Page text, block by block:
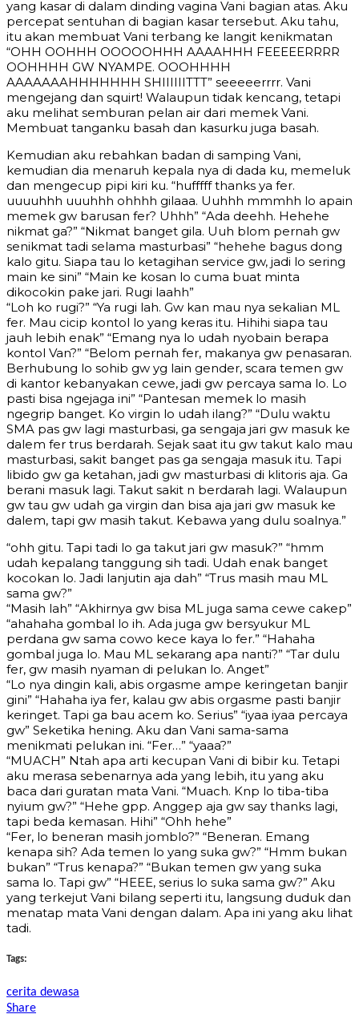
yang kasar di dalam dinding vagina Vani bagian atas. Aku
percepat sentuhan di bagian kasar tersebut. Aku tahu,
itu akan membuat Vani terbang ke langit kenikmatan
“OHH OOHHH OOOOOHHH AAAAHHH FEEEEERRRR
OOHHHH GW NYAMPE. OOOHHHH
AAAAAAAHHHHHHH SHIIIIIITTT” seeeeerrrr. Vani
mengejang dan squirt! Walaupun tidak kencang, tetapi
aku melihat semburan pelan air dari memek Vani.
Membuat tanganku basah dan kasurku juga basah.
Kemudian aku rebahkan badan di samping Vani,
kemudian dia menaruh kepala nya di dada ku, memeluk
dan mengecup pipi kiri ku. “hufffff thanks ya fer.
uuuuhhh uuuhhh ohhhh gilaaa. Uuhhh mmmhh lo apain
memek gw barusan fer? Uhhh” “Ada deehh. Hehehe
nikmat ga?” “Nikmat banget gila. Uuh blom pernah gw
senikmat tadi selama masturbasi” “hehehe bagus dong
kalo gitu. Siapa tau lo ketagihan service gw, jadi lo sering
main ke sini” “Main ke kosan lo cuma buat minta
dikocokin pake jari. Rugi laahh”
“Loh ko rugi?” “Ya rugi lah. Gw kan mau nya sekalian ML
fer. Mau cicip kontol lo yang keras itu. Hihihi siapa tau
jauh lebih enak” “Emang nya lo udah nyobain berapa
kontol Van?” “Belom pernah fer, makanya gw penasaran.
Berhubung lo sohib gw yg lain gender, scara temen gw
di kantor kebanyakan cewe, jadi gw percaya sama lo. Lo
pasti bisa ngejaga ini” “Pantesan memek lo masih
ngegrip banget. Ko virgin lo udah ilang?” “Dulu waktu
SMA pas gw lagi masturbasi, ga sengaja jari gw masuk ke
dalem fer trus berdarah. Sejak saat itu gw takut kalo mau
masturbasi, sakit banget pas ga sengaja masuk itu. Tapi
libido gw ga ketahan, jadi gw masturbasi di klitoris aja. Ga
berani masuk lagi. Takut sakit n berdarah lagi. Walaupun
gw tau gw udah ga virgin dan bisa aja jari gw masuk ke
dalem, tapi gw masih takut. Kebawa yang dulu soalnya.”
“ohh gitu. Tapi tadi lo ga takut jari gw masuk?” “hmm
udah kepalang tanggung sih tadi. Udah enak banget
kocokan lo. Jadi lanjutin aja dah” “Trus masih mau ML
sama gw?”
“Masih lah” “Akhirnya gw bisa ML juga sama cewe cakep”
“ahahaha gombal lo ih. Ada juga gw bersyukur ML
perdana gw sama cowo kece kaya lo fer.” “Hahaha
gombal juga lo. Mau ML sekarang apa nanti?” “Tar dulu
fer, gw masih nyaman di pelukan lo. Anget”
“Lo nya dingin kali, abis orgasme ampe keringetan banjir
gini” “Hahaha iya fer, kalau gw abis orgasme pasti banjir
keringet. Tapi ga bau acem ko. Serius” “iyaa iyaa percaya
gw” Seketika hening. Aku dan Vani sama-sama
menikmati pelukan ini. “Fer…” “yaaa?”
“MUACH” Ntah apa arti kecupan Vani di bibir ku. Tetapi
aku merasa sebenarnya ada yang lebih, itu yang aku
baca dari guratan mata Vani. “Muach. Knp lo tiba-tiba
nyium gw?” “Hehe gpp. Anggep aja gw say thanks lagi,
tapi beda kemasan. Hihi” “Ohh hehe”
“Fer, lo beneran masih jomblo?” “Beneran. Emang
kenapa sih? Ada temen lo yang suka gw?” “Hmm bukan
bukan” “Trus kenapa?” “Bukan temen gw yang suka
sama lo. Tapi gw” “HEEE, serius lo suka sama gw?” Aku
yang terkejut Vani bilang seperti itu, langsung duduk dan
menatap mata Vani dengan dalam. Apa ini yang aku lihat
tadi.
Tags:
cerita dewasa
Share